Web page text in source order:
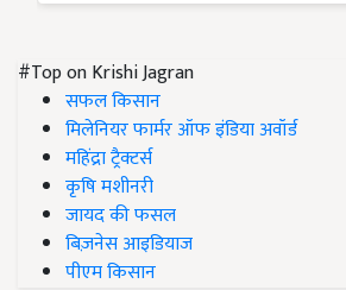
#Top on Krishi Jagran
सफल किसान
मिलेनियर फार्मर ऑफ इंडिया अवॉर्ड
महिंद्रा ट्रैक्टर्स
कृषि मशीनरी
जायद की फसल
बिज़नेस आइडियाज
पीएम किसान